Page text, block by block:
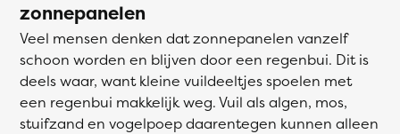
zonnepanelen
Veel mensen denken dat zonnepanelen vanzelf
schoon worden en blijven door een regenbui. Dit is
deels waar, want kleine vuildeeltjes spoelen met
een regenbui makkelijk weg. Vuil als algen, mos,
stuifzand en vogelpoep daarentegen kunnen alleen